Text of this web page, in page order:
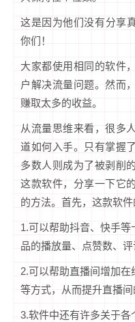
这是因为他们没有分享
你们！
大家都使用相同的软件
户解决流量问题。然而
赚取太多的收益。
从流量思维来看，很多
道如何入手。只有掌握
多数人则成为了被剥削
这款软件，分享一下它
的方法。首先，这款软件
1.可以帮助抖音、快手
品的播放量、点赞数、评
2.可以帮助直播间增加
等方式，从而提升直播间
3.软件中还有许多关于